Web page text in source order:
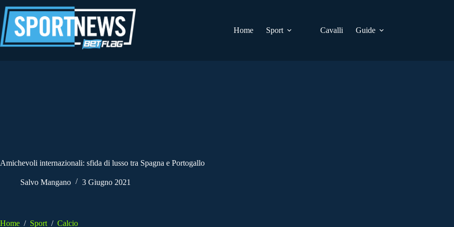
al
contenuto
Home
Sport Cavalli Guide
Amichevoli internazionali: sfida di lusso tra Spagna e Portogallo
Salvo Mangano 3 Giugno 2021
Home / Sport / Calcio